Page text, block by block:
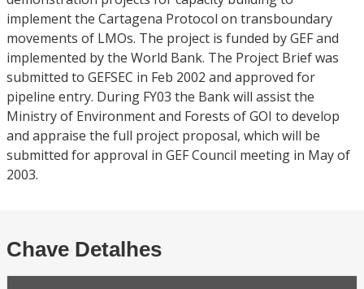
implement the Cartagena Protocol on transboundary
movements of LMOs. The project is funded by GEF and
implemented by the World Bank. The Project Brief was
submitted to GEFSEC in Feb 2002 and approved for
pipeline entry. During FY03 the Bank will assist the
Ministry of Environment and Forests of GOI to develop
and appraise the full project proposal, which will be
submitted for approval in GEF Council meeting in May of
2003.
Chave Detalhes